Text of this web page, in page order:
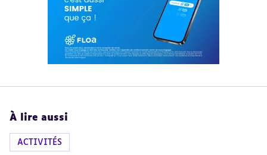
À lire aussi
ACTIVITÉS